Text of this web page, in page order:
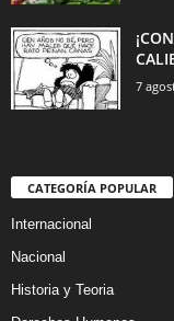
7
CATEGORÍA POPULAR
Internacional
Nacional
Historia y Teoria